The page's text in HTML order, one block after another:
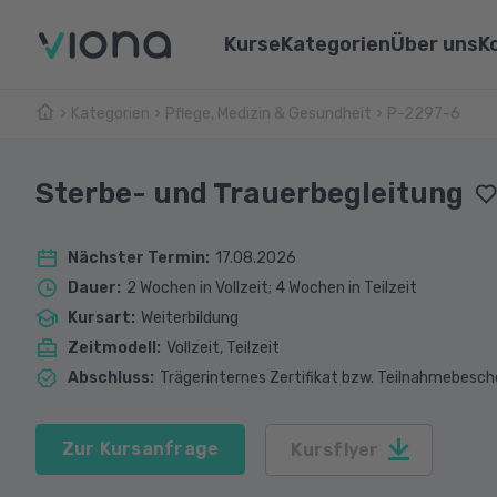
Kurse
Umschulungen
Alle Kurse
Kategorien
Pflege & Medizin
Über uns
Über
Lernen
Kategorien Pflege, Medizin & Gesundheit P-2297-6
Sterbe- und Trauerbegleitung
Nächster Termin: 17.08.2026
Dauer: 2 Wochen in Vollzeit; 4 Wochen in Teilzeit
Kursart: Weiterbildung
Zeitmodell : Vollzeit, Teilzeit
Abschluss: Trägerinternes Zertifikat bzw.
Zur Kursanfrage Kursflyer